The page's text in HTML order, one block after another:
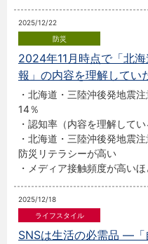
2025/12/22
2024年11月時点で「北
報」の内容を理解してい
・北海道・三陸沖後発地震
14％
・認知率（内容を理解して
・北海道・三陸沖後発地震
防災リテラシーが高い
・メディア接触頻度が高い
2025/12/18
SNSは生活の必需品 ―「